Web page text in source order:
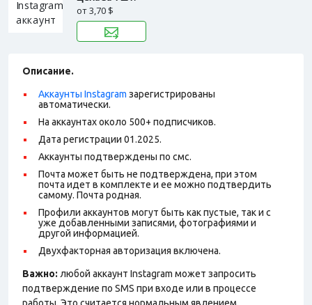
от3,70 $
Описание.
Аккаунты Instagram зарегистрированы
автоматически.
На аккаунтах около 500+ подписчиков.
Дата регистрации 01.2025.
Аккаунты подтверждены по смс.
Почта может быть не подтверждена, при этом
почта идет в комплекте и ее можно подтвердить
самому. Почта родная.
Профили аккаунтов могут быть как пустые, так и с
уже добавленными записями, фотографиями и
другой информацией.
Двухфакторная авторизация включена.
Важно: любой аккаунт Instagram может запросить
подтверждение по SMS при входе или в процессе